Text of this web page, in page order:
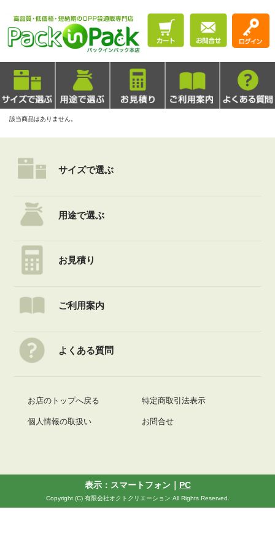
該当商品はありません。
サイズで選ぶ
用途で選ぶ
お見積り
ご利用案内
よくある質問
お店のトップへ戻る 特定商取引法表示
個人情報の取扱い お問合せ
表示：スマートフォン｜ PC
Copyright (C) 有限会社オクトクリエーション All Rights Reserved.